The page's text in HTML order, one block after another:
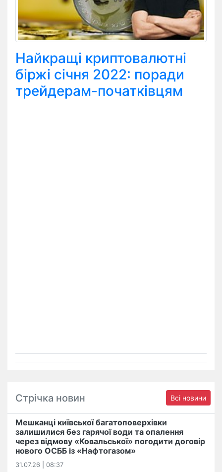
Найкращі криптовалютні
біржі січня 2022: поради
трейдерам-початківцям
Стрічка новин Всі новини
Мешканці київської багатоповерхівки
залишилися без гарячої води та опалення
через відмову «Ковальської» погодити договір
нового ОСББ із «Нафтогазом»
31.07.26 | 08:37